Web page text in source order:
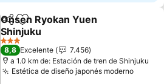
CompartirAgregar a favoritos
Onsen Ryokan Yuen
Shinjuku
Ver precios
3 Estrellas
8,8 Excelente
7.456
a 1.0 km de: Estación de tren de Shinjuku
Estética de diseño japonés modernoVer